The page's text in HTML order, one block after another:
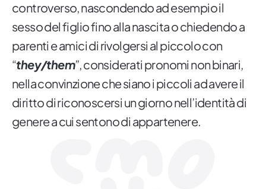
controverso, nascondendo ad esempio il
sesso del figlio fino alla nascita o chiedendo a
parenti e amici di rivolgersi al piccolo con
“they/them”, considerati pronomi non binari,
nella convinzione che siano i piccoli ad avere il
diritto di riconoscersi un giorno nell’identità di
genere a cui sentono di appartenere.